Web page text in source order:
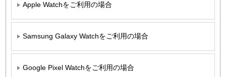
Apple Watchをご利用の場合
Samsung Galaxy Watchをご利用の場合
Google Pixel Watchをご利用の場合